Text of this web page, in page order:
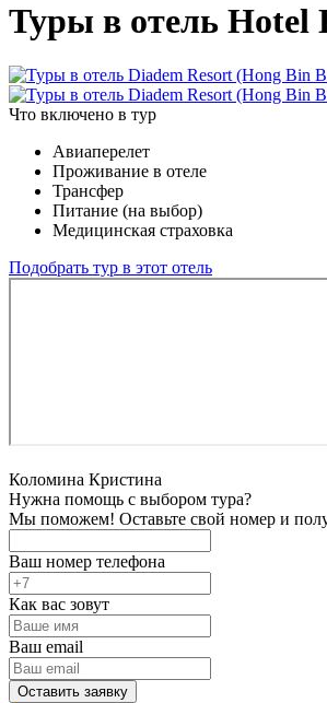
Туры в отель Hotel
Что включено в тур
Авиаперелет
Проживание в отеле
Трансфер
Питание (на выбор)
Медицинская страховка
Подобрать тур в этот отель
Коломина Кристина
Нужна помощь с выбором тура?
Мы поможем! Оставьте свой номер и
Ваш номер телефона
Как вас зовут
Ваш email